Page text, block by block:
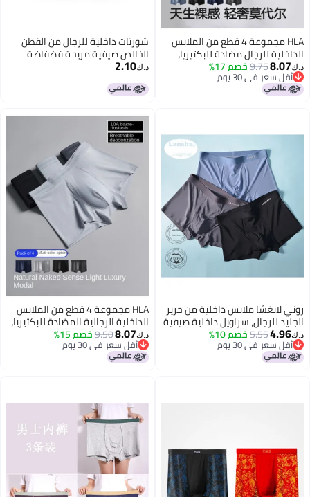
HLA مجموعة 4 قطع من الملابس
الداخلية للرجال مضادة للبكتيريا،
شورتات بوكسر رقيقة قابلة للتنفس
مع إحساس بارد من حرير الثلج
د.ك‏8.07
9.75خصم 17%
أقل سعر في 30 يوم
أقل سعر في 30 يوم
شورتات داخلية للرجال من القطن
الخالص صيفية مريحة فضفاضة
شورتات داخلية شخصية عصرية
بنطلونات سهمية مقاس كبير
د.ك‏2.10
روني لانغشا ملابس داخلية من حرير
الجليد للرجال، سراويل داخلية صيفية
مضادة للبكتيريا، شورتات رجالية بأربع
زوايا مع قطعة قطنية نقية في
د.ك‏4.96
5.55خصم 10%
أقل سعر في 30 يوم
أقل سعر في 30 يوم
HLA مجموعة 4 قطع من الملابس
الداخلية الرجالية المضادة للبكتيريا،
شورتات بوكسر رقيقة قابلة للتنفس
مع إحساس بارد من حرير الثلج
د.ك‏8.07
9.50خصم 15%
أقل سعر في 30 يوم
أقل سعر في 30 يوم